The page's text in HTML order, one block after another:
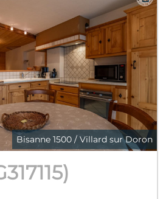
Bisanne 1500 / Villard sur Doron
)